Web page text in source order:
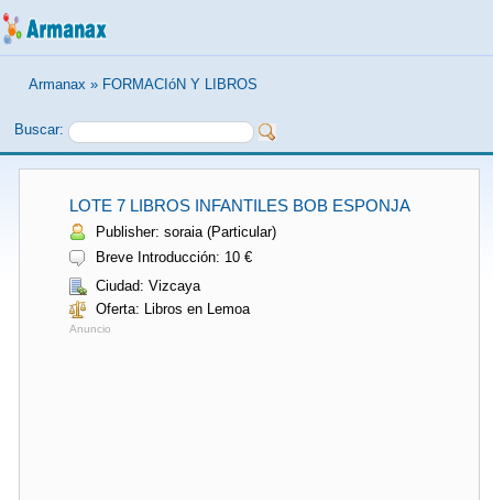
Armanax » FORMACIóN Y LIBROS
Buscar:
LOTE 7 LIBROS INFANTILES BOB ESPONJA
Publisher: soraia (Particular)
Breve Introducción: 10 €
Ciudad: Vizcaya
Oferta: Libros en Lemoa
Anuncio